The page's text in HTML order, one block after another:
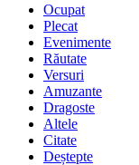
Ocupat
Plecat
Evenimente
Răutate
Versuri
Amuzante
Dragoste
Altele
Citate
Deștepte